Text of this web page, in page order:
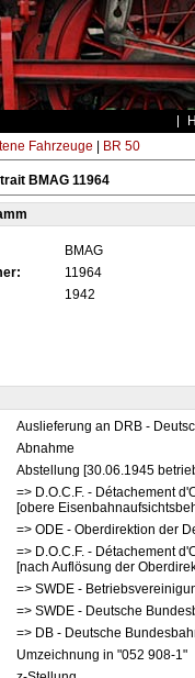
Fahrzeuge BR 50
BMAG 11964
BMAG
11964
1942
Auslieferung an DRB -
Abnahme
Abstellung [30.06.1945
=> D.O.C.F. - Détachement
[obere
=> ODE - Oberdirektion der
=> D.O.C.F. - Détachement
[nach Auflösung der
=> SWDE -
=> SWDE - Deutsche
=> DB - Deutsche
Umzeichnung in "052 908-1"